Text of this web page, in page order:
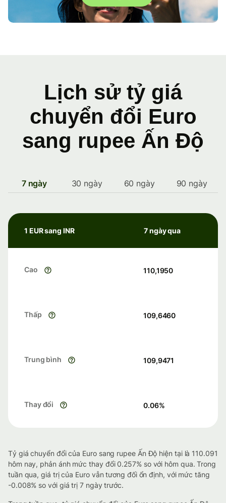
Lịch sử tỷ giá
chuyển đổi Euro
sang rupee Ấn Độ
7 ngày 30 ngày 60 ngày 90 ngày
1 EUR sang INR 7 ngày qua
Cao 110,1950
Thấp 109,6460
Trung bình 109,9471
Thay đổi 0.06%
Tỷ giá chuyển đổi của Euro sang rupee Ấn Độ hiện tại là 110.091
hôm nay, phản ánh mức thay đổi 0.257% so với hôm qua. Trong
tuần qua, giá trị của Euro vẫn tương đối ổn định, với mức tăng
-0.008% so với giá trị 7 ngày trước.